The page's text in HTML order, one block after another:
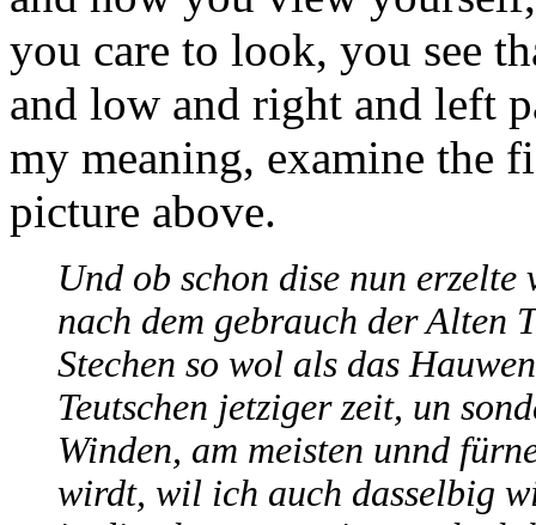
you care to look, you see
and low and right and left
my meaning, examine the
picture above.
Und ob schon dise nun
nach dem gebrauch der Alten
Stechen so wol als das
Teutschen jetziger zeit, un
Winden, am meisten unnd
wirdt, wil ich auch dasselbig